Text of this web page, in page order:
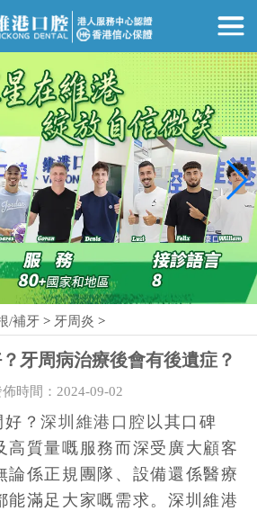
/補牙 > 牙周炎 >
牙周病治療後會有後遺症？
佈時間：2024-09-02
好？深圳維港口腔 以其口碑
高質量嘅服務而深受廣大顧客
論係正規團隊、設備還係醫療
能滿足大家嘅需求。深圳維港